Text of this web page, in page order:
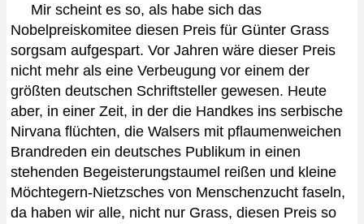
Mir scheint es so, als habe sich das
Nobelpreiskomitee diesen Preis für Günter Grass
sorgsam aufgespart. Vor Jahren wäre dieser Preis
nicht mehr als eine Verbeugung vor einem der
größten deutschen Schriftsteller gewesen. Heute
aber, in einer Zeit, in der die Handkes ins serbische
Nirvana flüchten, die Walsers mit pflaumenweichen
Brandreden ein deutsches Publikum in einen
stehenden Begeisterungstaumel reißen und kleine
Möchtegern-Nietzsches von Menschenzucht faseln,
da haben wir alle, nicht nur Grass, diesen Preis so